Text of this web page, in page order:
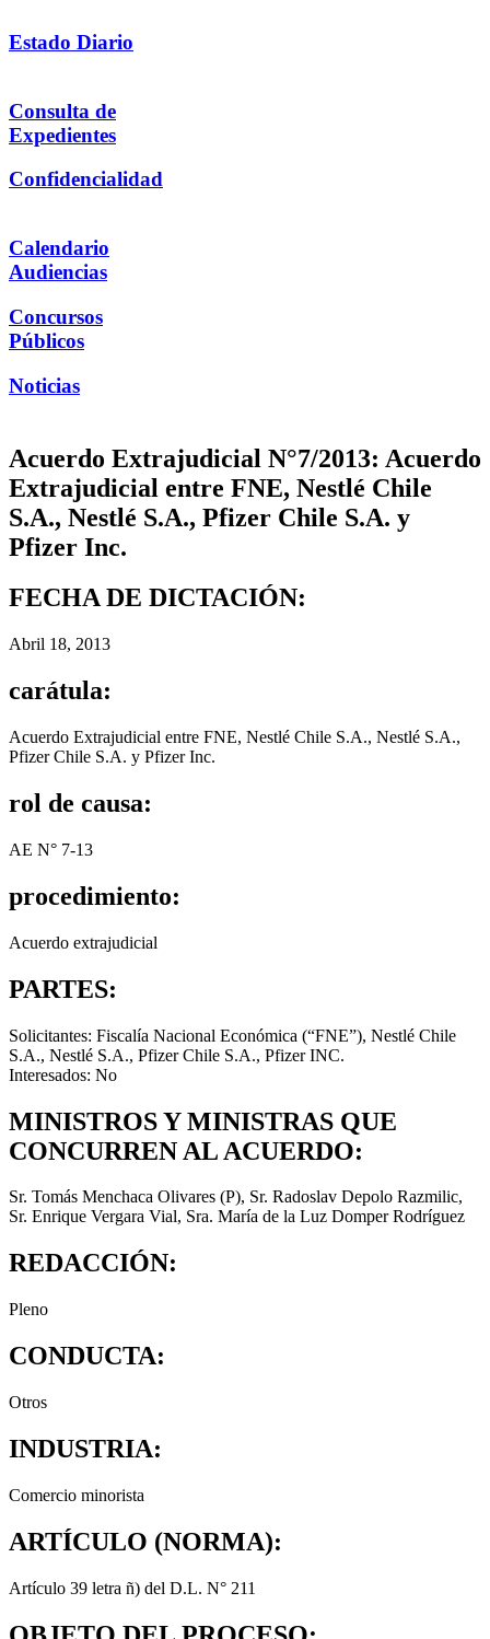
Estado Diario
Consulta de
Expedientes
Confidencialidad
Calendario
Audiencias
Concursos
Públicos
Noticias
Acuerdo Extrajudicial N°7/2013: Acuerdo
Extrajudicial entre FNE, Nestlé Chile
S.A., Nestlé S.A., Pfizer Chile S.A. y
Pfizer Inc.
FECHA DE DICTACIÓN:
Abril 18, 2013
carátula:
Acuerdo Extrajudicial entre FNE, Nestlé Chile S.A., Nestlé S.A.,
Pfizer Chile S.A. y Pfizer Inc.
rol de causa:
AE N° 7-13
procedimiento:
Acuerdo extrajudicial
PARTES:
Solicitantes: Fiscalía Nacional Económica (“FNE”), Nestlé Chile
S.A., Nestlé S.A., Pfizer Chile S.A., Pfizer INC.
Interesados: No
MINISTROS Y MINISTRAS QUE
CONCURREN AL ACUERDO:
Sr. Tomás Menchaca Olivares (P), Sr. Radoslav Depolo Razmilic,
Sr. Enrique Vergara Vial, Sra. María de la Luz Domper Rodríguez
REDACCIÓN:
Pleno
CONDUCTA:
Otros
INDUSTRIA:
Comercio minorista
ARTÍCULO (NORMA):
Artículo 39 letra ñ) del D.L. N° 211